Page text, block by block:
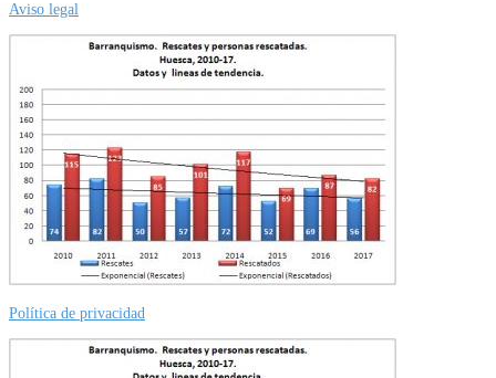
Aviso legal
Política de privacidad